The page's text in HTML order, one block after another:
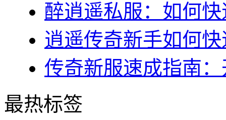
醉逍遥私服：如何
逍遥传奇新手如何
传奇新服速成指南
最热标签